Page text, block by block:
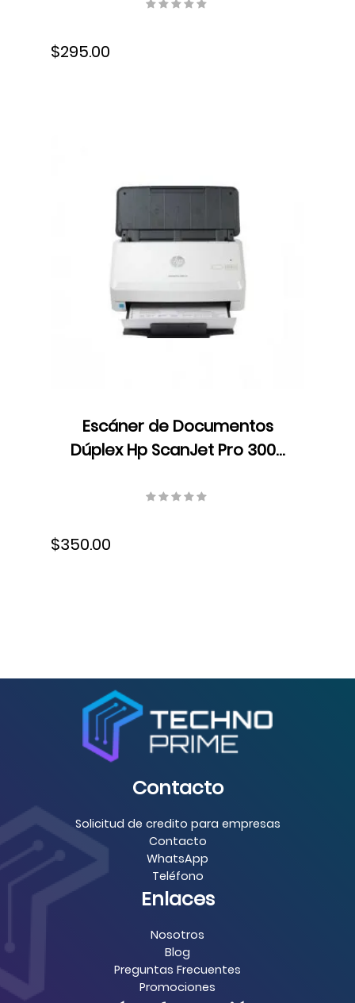
ppm/70 ipm, Resolucion 600
$295.00
Escáner de Documentos
Dúplex Hp ScanJet Pro 3000
ppm/80 ipm, Resolución 300
$350.00
Contacto
Solicitud de credito para empresas
Contacto
WhatsApp
Teléfono
Enlaces
Nosotros
Blog
Preguntas Frecuentes
Promociones